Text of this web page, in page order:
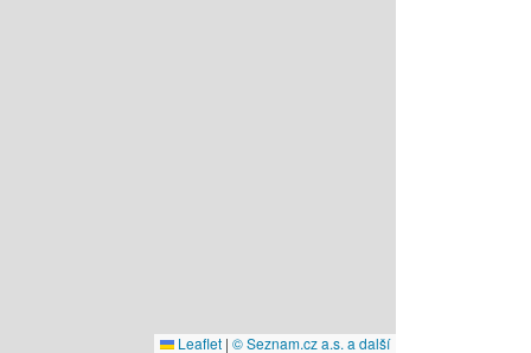
Leaflet | © Seznam.cz a.s. a další